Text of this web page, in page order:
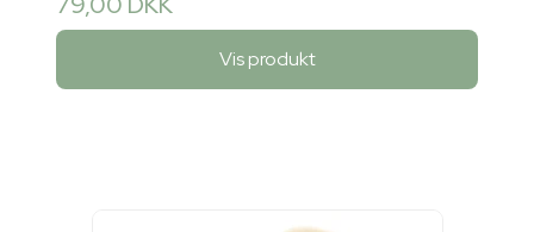
Vis produkt